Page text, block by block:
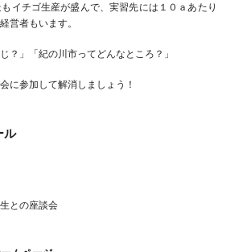
イチゴ生産が盛んで、実習先には１０ａあたり
営者もいます。
？」「紀の川市ってどんなところ？」
に参加して解消しましょう！
ル
との座談会